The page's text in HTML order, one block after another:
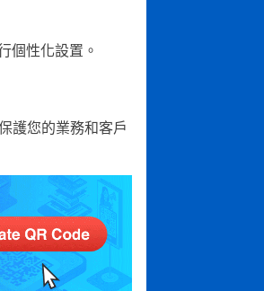
個性化設置。
護您的業務和客戶